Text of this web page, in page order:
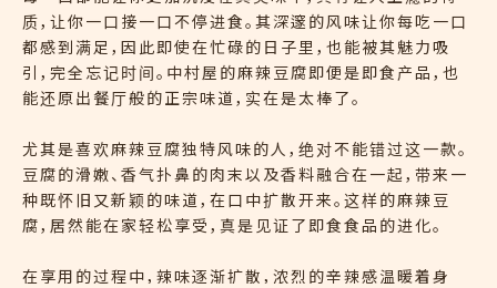
质，让你一口接一口不停进食。其深邃的风味让你每吃一口
都感到满足，因此即使在忙碌的日子里，也能被其魅力吸
引，完全忘记时间。中村屋的麻辣豆腐即便是即食产品，也
能还原出餐厅般的正宗味道，实在是太棒了。
尤其是喜欢麻辣豆腐独特风味的人，绝对不能错过这一款。
豆腐的滑嫩、香气扑鼻的肉末以及香料融合在一起，带来一
种既怀旧又新颖的味道，在口中扩散开来。这样的麻辣豆
腐，居然能在家轻松享受，真是见证了即食食品的进化。
在享用的过程中，辣味逐渐扩散，浓烈的辛辣感温暖着身